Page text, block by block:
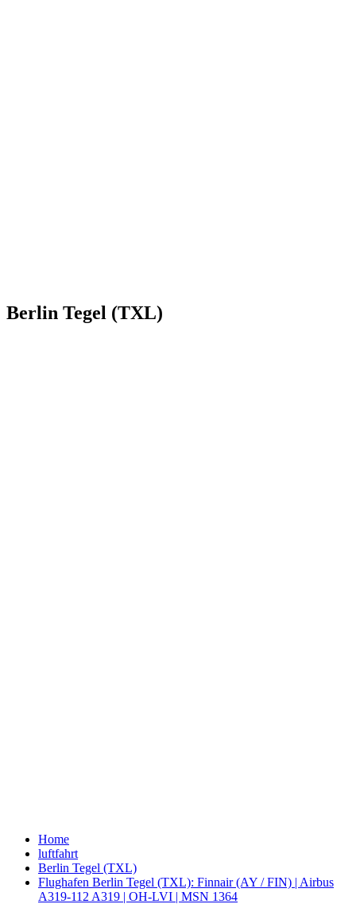
Berlin Tegel (TXL)
Home
luftfahrt
Berlin Tegel (TXL)
Flughafen Berlin Tegel (TXL): Finnair (AY / FIN) | Airbus
A319-112 A319 | OH-LVI | MSN 1364